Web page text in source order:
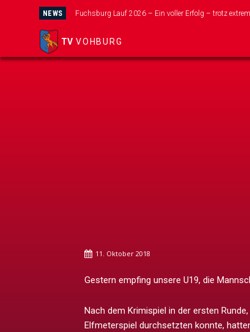
NEWS Fuchsburg Lauf 2026 – Ein voller Erfolg – trotz
Wir suchen dich für unser neues Mini-Kicker Team!
TV VOHBURG
11. Oktober 2018
Gestern empfing unsere U19, die
Nach dem Krimispiel in der ersten
Elfmeterspiel durchsetzten konnte,